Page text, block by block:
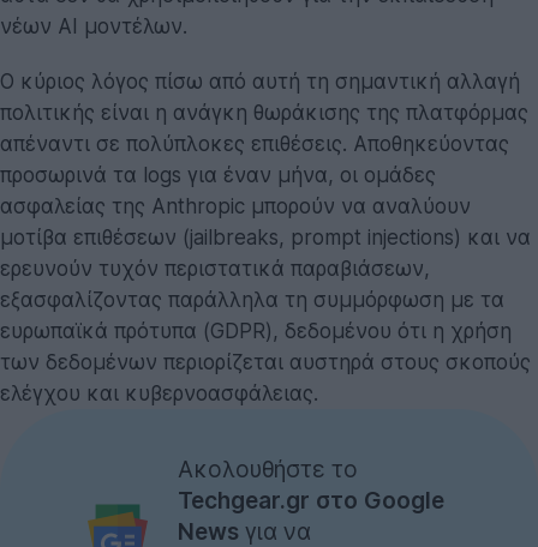
νέων AI μοντέλων.
Ο κύριος λόγος πίσω από αυτή τη σημαντική αλλαγή
πολιτικής είναι η ανάγκη θωράκισης της πλατφόρμας
απέναντι σε πολύπλοκες επιθέσεις. Αποθηκεύοντας
προσωρινά τα logs για έναν μήνα, οι ομάδες
ασφαλείας της Anthropic μπορούν να αναλύουν
μοτίβα επιθέσεων (jailbreaks, prompt injections) και να
ερευνούν τυχόν περιστατικά παραβιάσεων,
εξασφαλίζοντας παράλληλα τη συμμόρφωση με τα
ευρωπαϊκά πρότυπα (GDPR), δεδομένου ότι η χρήση
των δεδομένων περιορίζεται αυστηρά στους σκοπούς
ελέγχου και κυβερνοασφάλειας.
Ακολουθήστε το
Techgear.gr στο Google
News για να